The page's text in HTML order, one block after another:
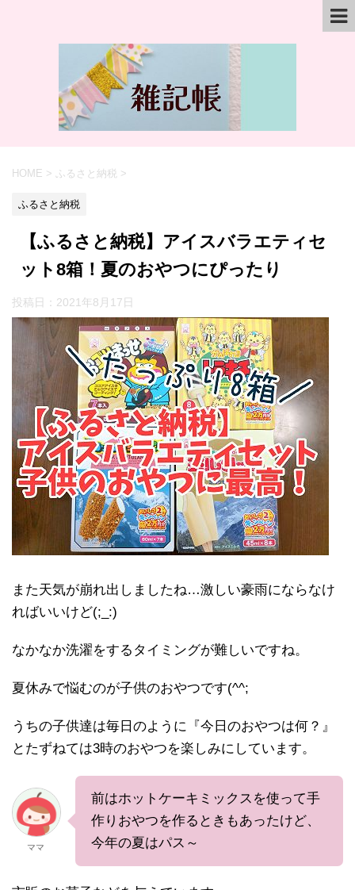
HOME > ふるさと納税 >
ふるさと納税
【ふるさと納税】アイスバラエティセ
ット8箱！夏のおやつにぴったり
投稿日： 2021年8月17日
また天気が崩れ出しましたね…激しい豪雨にならなけ
ればいいけど(;_:)
なかなか洗濯をするタイミングが難しいですね。
夏休みで悩むのが子供のおやつです(^^;
うちの子供達は毎日のように『今日のおやつは何？』
とたずねては3時のおやつを楽しみにしています。
ママ
前はホットケーキミックスを使って手
作りおやつを作るときもあったけど、
今年の夏はパス～